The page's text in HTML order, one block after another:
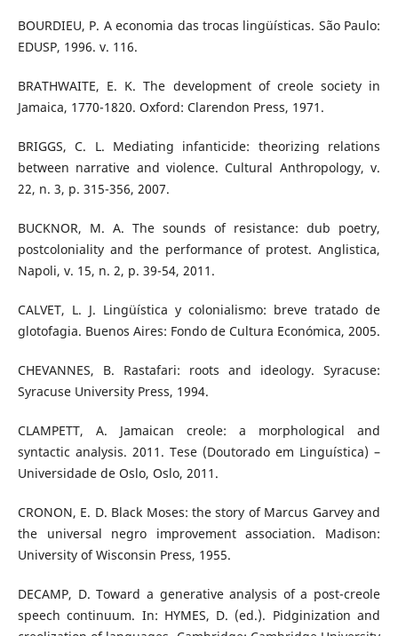
BOURDIEU, P. A economia das trocas lingüísticas. São Paulo:
EDUSP, 1996. v. 116.
BRATHWAITE, E. K. The development of creole society in
Jamaica, 1770-1820. Oxford: Clarendon Press, 1971.
BRIGGS, C. L. Mediating infanticide: theorizing relations
between narrative and violence. Cultural Anthropology, v.
22, n. 3, p. 315-356, 2007.
BUCKNOR, M. A. The sounds of resistance: dub poetry,
postcoloniality and the performance of protest. Anglistica,
Napoli, v. 15, n. 2, p. 39-54, 2011.
CALVET, L. J. Lingüística y colonialismo: breve tratado de
glotofagia. Buenos Aires: Fondo de Cultura Económica, 2005.
CHEVANNES, B. Rastafari: roots and ideology. Syracuse:
Syracuse University Press, 1994.
CLAMPETT, A. Jamaican creole: a morphological and
syntactic analysis. 2011. Tese (Doutorado em Linguística) –
Universidade de Oslo, Oslo, 2011.
CRONON, E. D. Black Moses: the story of Marcus Garvey and
the universal negro improvement association. Madison:
University of Wisconsin Press, 1955.
DECAMP, D. Toward a generative analysis of a post-creole
speech continuum. In: HYMES, D. (ed.). Pidginization and